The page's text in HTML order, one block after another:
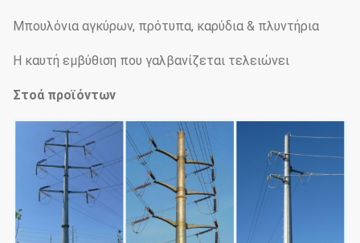
Μπουλόνια αγκύρων, πρότυπα, καρύδια & πλυντήρια
Η καυτή εμβύθιση που γαλβανίζεται τελειώνει
Στοά προϊόντων